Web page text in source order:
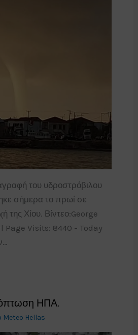
του υδροστρόβιλου
σήμερα το πρωί σε
της Χίου. Βίντεο:George
Page Visits: 8440 - Today
ΗΠΑ.
Meteo Hellas